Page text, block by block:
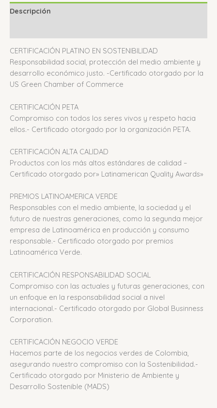
Descripción
CERTIFICACIÓN PLATINO EN SOSTENIBILIDAD
Responsabilidad social, protección del medio ambiente y
desarrollo económico justo. -Certificado otorgado por la
US Green Chamber of Commerce
CERTIFICACIÓN PETA
Compromiso con todos los seres vivos y respeto hacia
ellos.- Certificado otorgado por la organización PETA.
CERTIFICACIÓN ALTA CALIDAD
Productos con los más altos estándares de calidad –
Certificado otorgado por» Latinamerican Quality Awards»
PREMIOS LATINOAMERICA VERDE
Responsables con el medio ambiente, la sociedad y el
futuro de nuestras generaciones, como la segunda mejor
empresa de Latinoamérica en producción y consumo
responsable.- Certificado otorgado por premios
Latinoamérica Verde.
CERTIFICACIÓN RESPONSABILIDAD SOCIAL
Compromiso con las actuales y futuras generaciones, con
un enfoque en la responsabilidad social a nivel
internacional.- Certificado otorgado por Global Businness
Corporation.
CERTIFICACIÓN NEGOCIO VERDE
Hacemos parte de los negocios verdes de Colombia,
asegurando nuestro compromiso con la Sostenibilidad.-
Certificado otorgado por Ministerio de Ambiente y
Desarrollo Sostenible (MADS)